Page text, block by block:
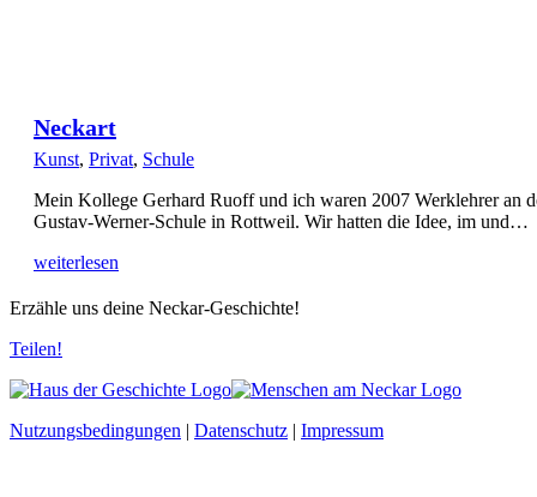
Neckart
Kunst, Privat, Schule
Mein Kollege Gerhard Ruoff und ich waren 2007 Werklehrer an
Gustav-Werner-Schule in Rottweil. Wir hatten die Idee, im und…
weiterlesen
Erzähle uns deine Neckar-Geschichte!
Teilen!
Nutzungsbedingungen | Datenschutz | Impressum